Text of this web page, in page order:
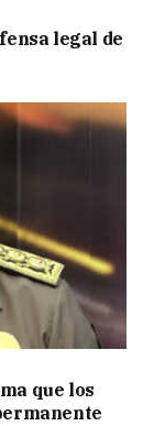
legal de
que los